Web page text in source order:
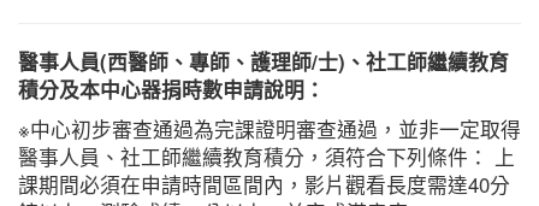
醫事人員(西醫師、專師、護理師/士)、社工師繼續教育
積分及本中心器捐時數申請說明：
※中心初步審查通過為完課證明審查通過，並非一定取得
醫事人員、社工師繼續教育積分，須符合下列條件： 上
課期間必須在申請時間區間內，影片觀看長度需達40分